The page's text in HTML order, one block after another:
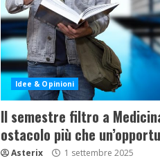
Idee & Opinioni
Il semestre filtro a
ostacolo più che
Asterix 1 settembre 2025